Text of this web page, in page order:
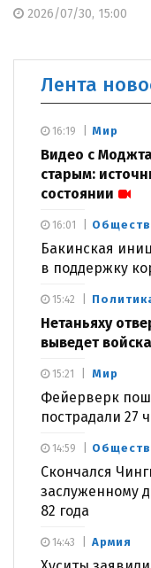
2026/07/30, 15:00
Лента
Мир
Видео с
старым:
состоянии
16:19
Бакинская
в поддержку
16:01
Нетаньяху
выведет войска
15:42
Мир
Фейерверк
пострадали 27
15:21
Скончался
заслуженному
82 года
14:59
Армия
14:43